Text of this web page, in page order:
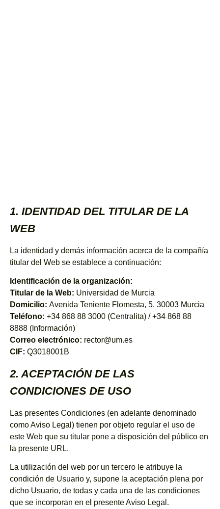
1. IDENTIDAD DEL TITULAR DE LA
WEB
La identidad y demás información acerca de la compañía
titular del Web se establece a continuación:
Identificación de la organización:
Titular de la Web: Universidad de Murcia
Domicilio: Avenida Teniente Flomesta, 5, 30003 Murcia
Teléfono: +34 868 88 3000 (Centralita) / +34 868 88
8888 (Información)
Correo electrónico: rector@um.es
CIF: Q3018001B
2. ACEPTACIÓN DE LAS
CONDICIONES DE USO
Las presentes Condiciones (en adelante denominado
como Aviso Legal) tienen por objeto regular el uso de
este Web que su titular pone a disposición del público en
la presente URL.
La utilización del web por un tercero le atribuye la
condición de Usuario y, supone la aceptación plena por
dicho Usuario, de todas y cada una de las condiciones
que se incorporan en el presente Aviso Legal.